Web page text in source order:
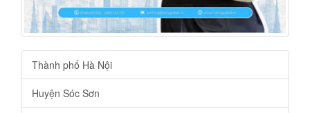
Thành phố Hà Nội
Huyện Sóc Sơn